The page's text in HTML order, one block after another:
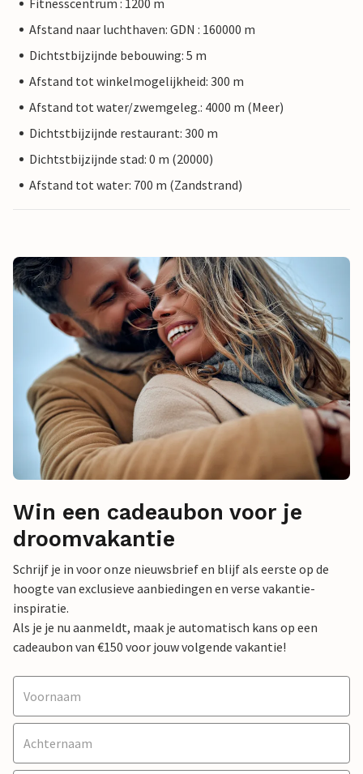
Fitnesscentrum : 1200 m
Afstand naar luchthaven: GDN : 160000 m
Dichtstbijzijnde bebouwing: 5 m
Afstand tot winkelmogelijkheid: 300 m
Afstand tot water/zwemgeleg.: 4000 m (Meer)
Dichtstbijzijnde restaurant: 300 m
Dichtstbijzijnde stad: 0 m (20000)
Afstand tot water: 700 m (Zandstrand)
Win een cadeaubon voor je
droomvakantie
Schrijf je in voor onze nieuwsbrief en blijf als eerste op de
hoogte van exclusieve aanbiedingen en verse vakantie-
inspiratie.
Als je je nu aanmeldt, maak je automatisch kans op een
cadeaubon van €150 voor jouw volgende vakantie!